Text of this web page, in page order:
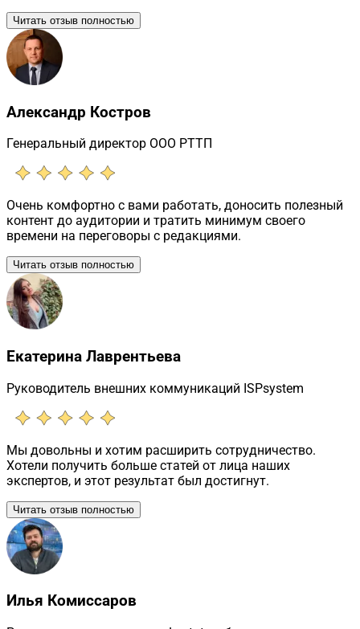
Читать отзыв полностью
Александр Костров
Генеральный директор ООО РТТП
Очень комфортно с вами работать, доносить полезный
контент до аудитории и тратить минимум своего
времени на переговоры с редакциями.
Читать отзыв полностью
Екатерина Лаврентьева
Руководитель внешних коммуникаций ISPsystem
Мы довольны и хотим расширить сотрудничество.
Хотели получить больше статей от лица наших
экспертов, и этот результат был достигнут.
Читать отзыв полностью
Илья Комиссаров